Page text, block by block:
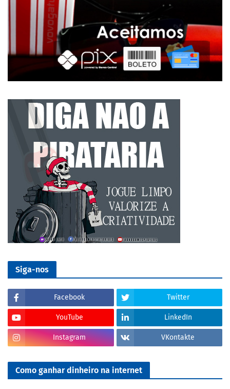
Siga-nos
Facebook Twitter
YouTube LinkedIn
Instagram VKontakte
Como ganhar dinheiro na internet